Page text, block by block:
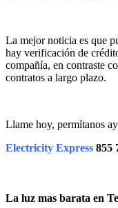
La mejor noticia es que
hay verificación de
compañía, en contraste
contratos a largo plazo.
Llame hoy, permítanos
Electricity Express 855
La luz mas barata en